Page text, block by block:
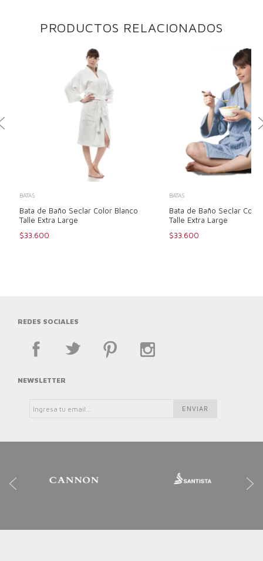
PRODUCTOS RELACIONADOS
BATAS
Bata de Baño Seclar Color Blanco
Talle Extra Large
$33.600
BATAS
Bata de Baño Seclar
Talle Extra Large
$33.600
REDES SOCIALES
NEWSLETTER